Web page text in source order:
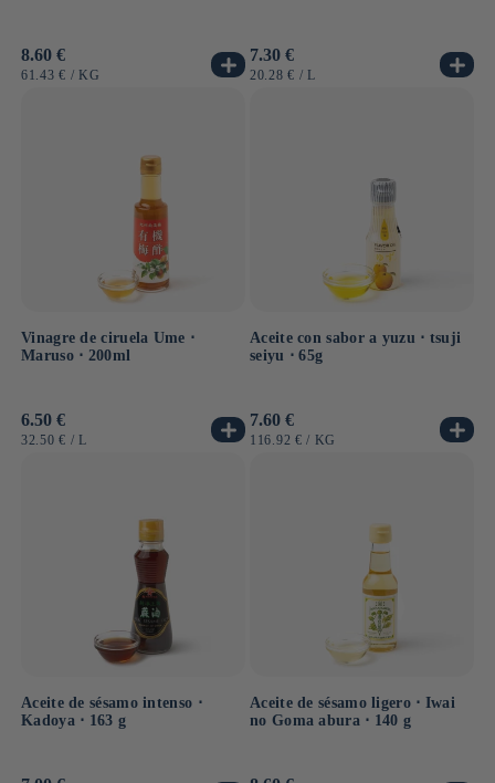
Precio
habitual
8.60 €
PRECIO
61.43 € / POR
KG
Precio
habitual
7.30 €
PRECIO
20.28 € / POR
L
Vinagre de ciruela Ume ⋅
Maruso ⋅ 200ml
Precio
habitual
6.50 €
PRECIO
32.50 € / POR
L
Aceite con sabor a yuzu ⋅ tsuji
seiyu ⋅ 65g
Precio
habitual
7.60 €
PRECIO
116.92 € / POR
KG
Aceite de sésamo intenso ⋅
Kadoya ⋅ 163 g
Aceite de sésamo ligero ⋅ Iwai
no Goma abura ⋅ 140 g